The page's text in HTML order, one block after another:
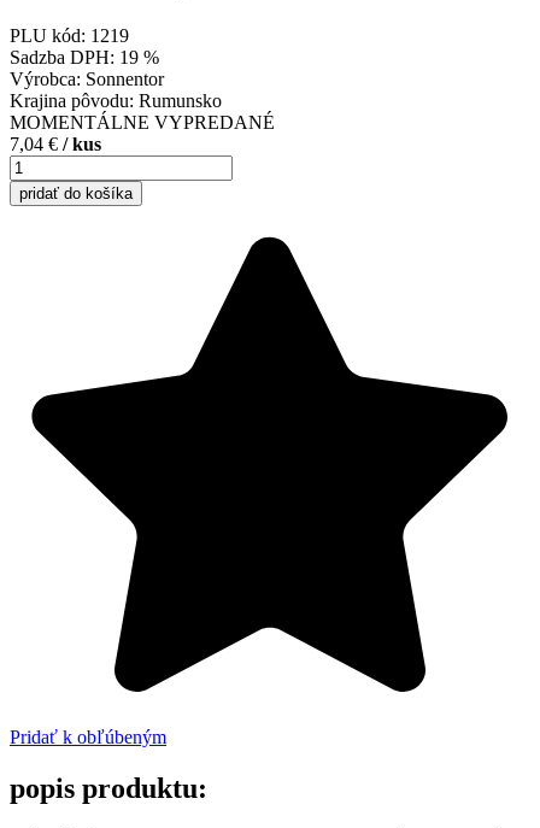
PLU kód: 1219
Sadzba DPH: 19 %
Výrobca: Sonnentor
Krajina pôvodu: Rumunsko
MOMENTÁLNE VYPREDANÉ
7,04 € / kus
Pridať k obľúbeným
popis produktu: